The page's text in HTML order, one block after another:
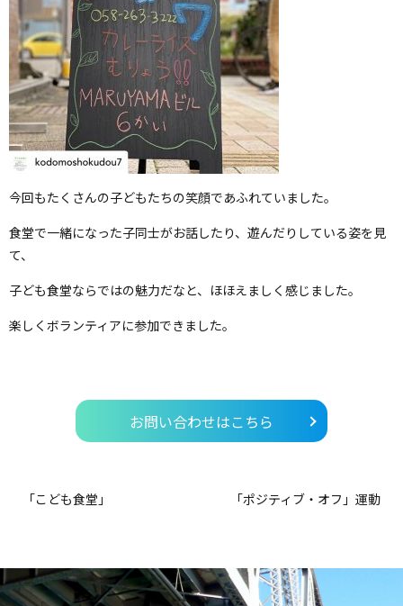
今回もたくさんの子どもたちの笑顔であふれていました。
食堂で一緒になった子同士がお話したり、遊んだりしている姿を見
て、
子ども食堂ならではの魅力だなと、ほほえましく感じました。
楽しくボランティアに参加できました。
お問い合わせはこちら
「こども食堂」 「ポジティブ・オフ」運動